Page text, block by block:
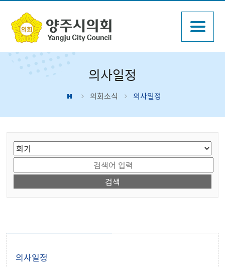
의사일정
의회소식 의사일정
의사일정